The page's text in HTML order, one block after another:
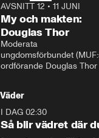
AVSNITT 12 • 11 JUNI
My och makten:
Douglas Thor
Moderata
ungdomsförbundet
ordförande Douglas Thor
tonårsutvisningarna och
Moderaterna ska locka
väljare till valet i höst.
Väder
I DAG 02:30
Så blir vädret där